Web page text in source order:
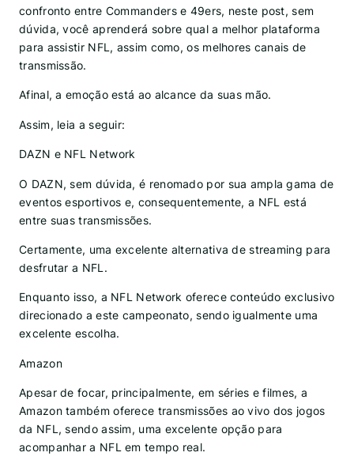
confronto entre Commanders e 49ers, neste post, sem
dúvida, você aprenderá sobre qual a melhor plataforma
para assistir NFL, assim como, os melhores canais de
transmissão.
Afinal, a emoção está ao alcance da suas mão.
Assim, leia a seguir:
DAZN e NFL Network
O DAZN, sem dúvida, é renomado por sua ampla gama de
eventos esportivos e, consequentemente, a NFL está
entre suas transmissões.
Certamente, uma excelente alternativa de streaming para
desfrutar a NFL.
Enquanto isso, a NFL Network oferece conteúdo exclusivo
direcionado a este campeonato, sendo igualmente uma
excelente escolha.
Amazon
Apesar de focar, principalmente, em séries e filmes, a
Amazon também oferece transmissões ao vivo dos jogos
da NFL, sendo assim, uma excelente opção para
acompanhar a NFL em tempo real.